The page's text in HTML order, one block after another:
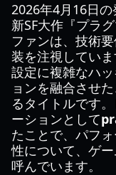
2026年4月16日
新SF大作『プラ
ファンは、技術
装を注視してい
設定に複雑なハ
ョンを融合させ
るタイトルです
ーションとして
たことで、パフ
性について、ゲ
呼んでいます。